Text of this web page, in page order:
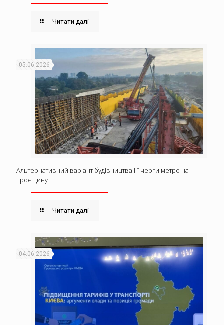
Читати далі
05.06.2026
Альтернативний варіант будівництва І-ї черги метро на
Троєщину
Читати далі
04.06.2026